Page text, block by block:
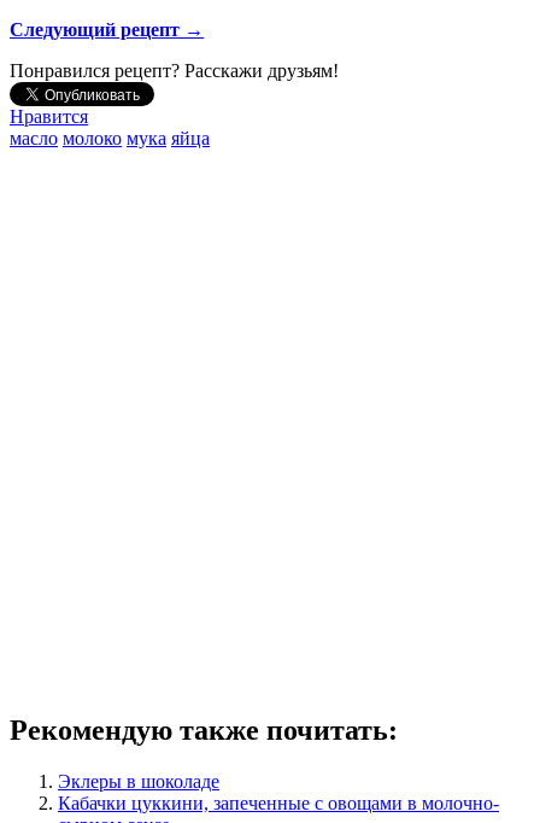
Следующий рецепт →
Понравился рецепт? Расскажи друзьям!
Нравится
масло молоко мука яйца
Рекомендую также почитать:
Эклеры в шоколаде
Кабачки цуккини, запеченные с овощами в молочно-